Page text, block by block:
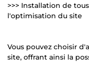
>>> Installation de
l'optimisation du site
Vous pouvez choisir
site, offrant ainsi la